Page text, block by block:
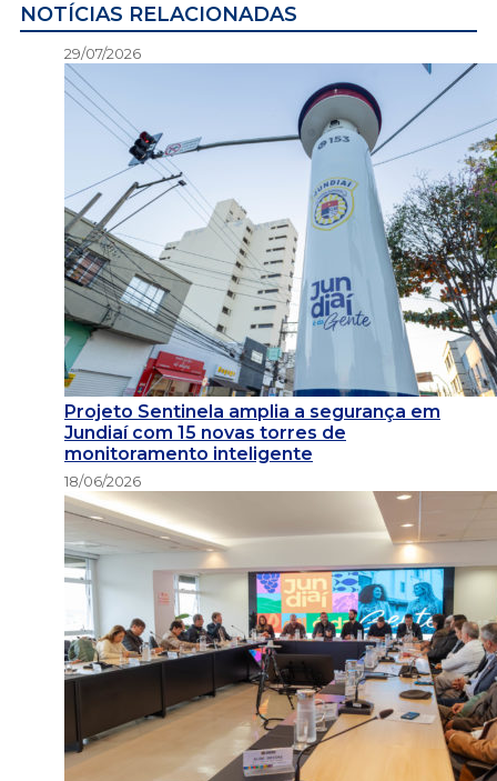
NOTÍCIAS RELACIONADAS
29/07/2026
Projeto Sentinela amplia a segurança em
Jundiaí com 15 novas torres de
monitoramento inteligente
18/06/2026